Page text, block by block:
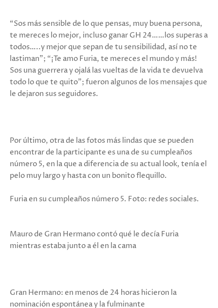
“Sos más sensible de lo que pensas, muy buena persona,
te mereces lo mejor, incluso ganar GH 24……los superas a
todos…..y mejor que sepan de tu sensibilidad, así no te
lastiman”; “¡Te amo Furia, te mereces el mundo y más!
Sos una guerrera y ojalá las vueltas de la vida te devuelva
todo lo que te quito”; fueron algunos de los mensajes que
le dejaron sus seguidores.
Por último, otra de las fotos más lindas que se pueden
encontrar de la participante es una de su cumpleaños
número 5, en la que a diferencia de su actual look, tenía el
pelo muy largo y hasta con un bonito flequillo.
Furia en su cumpleaños número 5. Foto: redes sociales.
Mauro de Gran Hermano contó qué le decía Furia
mientras estaba junto a él en la cama
Gran Hermano: en menos de 24 horas hicieron la
nominación espontánea y la fulminante